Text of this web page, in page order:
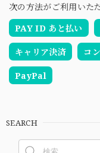
次の方法がご利用いた
PAY ID あと払い
キャリア決済 コ
PayPal
SEARCH